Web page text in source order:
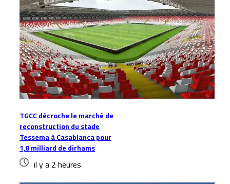
TGCC décroche le marché de
reconstruction du stade
Tessema à Casablanca pour
1,8 milliard de dirhams
il y a 2 heures